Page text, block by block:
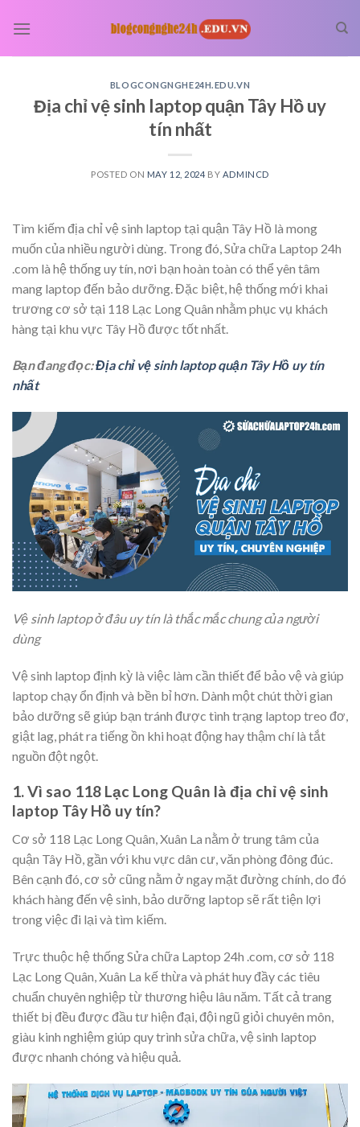
BLOGCONGNGHE24H.EDU.VN
Địa chỉ vệ sinh laptop quận Tây Hồ uy
tín nhất
POSTED ON MAY 12, 2024 BY ADMINCD
Tìm kiếm địa chỉ vệ sinh laptop tại quận Tây Hồ là mong
muốn của nhiều người dùng. Trong đó, Sửa chữa Laptop 24h
.com là hệ thống uy tín, nơi bạn hoàn toàn có thể yên tâm
mang laptop đến bảo dưỡng. Đặc biệt, hệ thống mới khai
trương cơ sở tại 118 Lạc Long Quân nhằm phục vụ khách
hàng tại khu vực Tây Hồ được tốt nhất.
Bạn đang đọc:Địa chỉ vệ sinh laptop quận Tây Hồ uy tín
nhất
Vệ sinh laptop ở đâu uy tín là thắc mắc chung của người
dùng
Vệ sinh laptop định kỳ là việc làm cần thiết để bảo vệ và giúp
laptop chạy ổn định và bền bỉ hơn. Dành một chút thời gian
bảo dưỡng sẽ giúp bạn tránh được tình trạng laptop treo đơ,
giật lag, phát ra tiếng ồn khi hoạt động hay thậm chí là tắt
nguồn đột ngột.
1. Vì sao 118 Lạc Long Quân là địa chỉ vệ sinh
laptop Tây Hồ uy tín?
Cơ sở 118 Lạc Long Quân, Xuân La nằm ở trung tâm của
quận Tây Hồ, gần với khu vực dân cư, văn phòng đông đúc.
Bên cạnh đó, cơ sở cũng nằm ở ngay mặt đường chính, do đó
khách hàng đến vệ sinh, bảo dưỡng laptop sẽ rất tiện lợi
trong việc đi lại và tìm kiếm.
Trực thuộc hệ thống Sửa chữa Laptop 24h .com, cơ sở 118
Lạc Long Quân, Xuân La kế thừa và phát huy đầy các tiêu
chuẩn chuyên nghiệp từ thương hiệu lâu năm. Tất cả trang
thiết bị đều được đầu tư hiện đại, đội ngũ giỏi chuyên môn,
giàu kinh nghiệm giúp quy trình sửa chữa, vệ sinh laptop
được nhanh chóng và hiệu quả.